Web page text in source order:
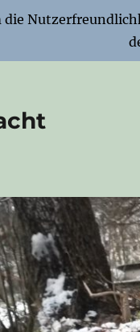
die